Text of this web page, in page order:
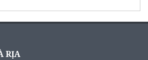
RỊA